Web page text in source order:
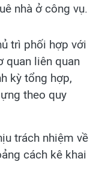
nhà ở công vụ.
trì phối hợp với
quan liên quan
kỳ tổng hợp,
theo quy
trách nhiệm về
cách kê khai